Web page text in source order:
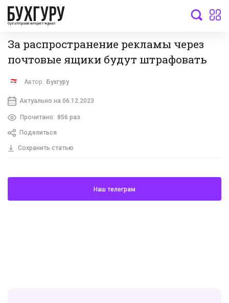
бухгалтерский интернет-журнал
За распространение рекламы через
почтовые ящики будут штрафовать
Автор: Бухгуру
Актуально на 06.12.2023
Прочитано: 856 раз
Поделиться
Сохранить статью
Наш телеграм